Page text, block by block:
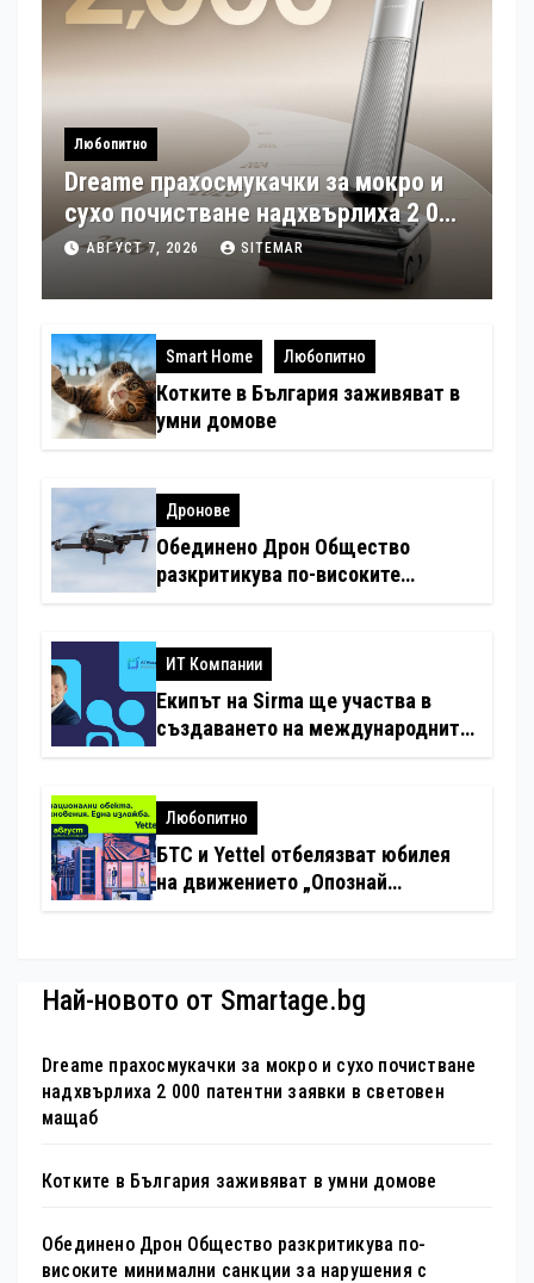
Любопитно
Dreame прахосмукачки за мокро и
сухо почистване надхвърлиха 2 000
патентни заявки в световен мащаб
АВГУСТ 7, 2026 SITEMAR
Smart Home Любопитно
Котките в България заживяват в
умни домове
Дронове
Обединено Дрон Общество
разкритикува по-високите
ИТ Компании
Екипът на Sirma ще участва в
създаването на международните
хотелиерството
Любопитно
БТС и Yettel отбелязват юбилея
на движението „Опознай
Най-новото от Smartage.bg
Dreame прахосмукачки за мокро и сухо почистване
надхвърлиха 2 000 патентни заявки в световен
мащаб
Котките в България заживяват в умни домове
Обединено Дрон Общество разкритикува по-
високите минимални санкции за нарушения с